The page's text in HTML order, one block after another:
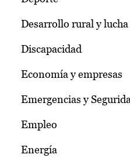
Desarrollo rural y
Discapacidad
Economía y empresas
Emergencias y
Empleo
Energía